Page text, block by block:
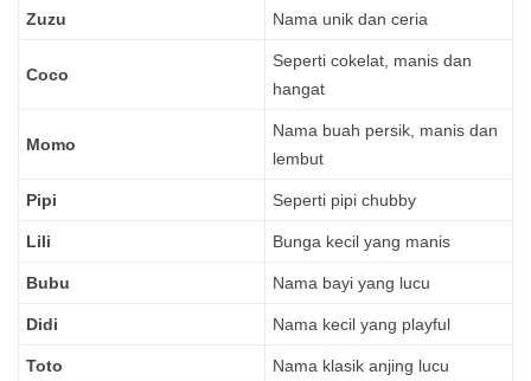
Zuzu Nama unik dan ceria
Coco
Seperti cokelat, manis dan
hangat
Momo
Nama buah persik, manis dan
lembut
Pipi Seperti pipi chubby
Lili Bunga kecil yang manis
Bubu Nama bayi yang lucu
Didi Nama kecil yang playful
Toto Nama klasik anjing lucu